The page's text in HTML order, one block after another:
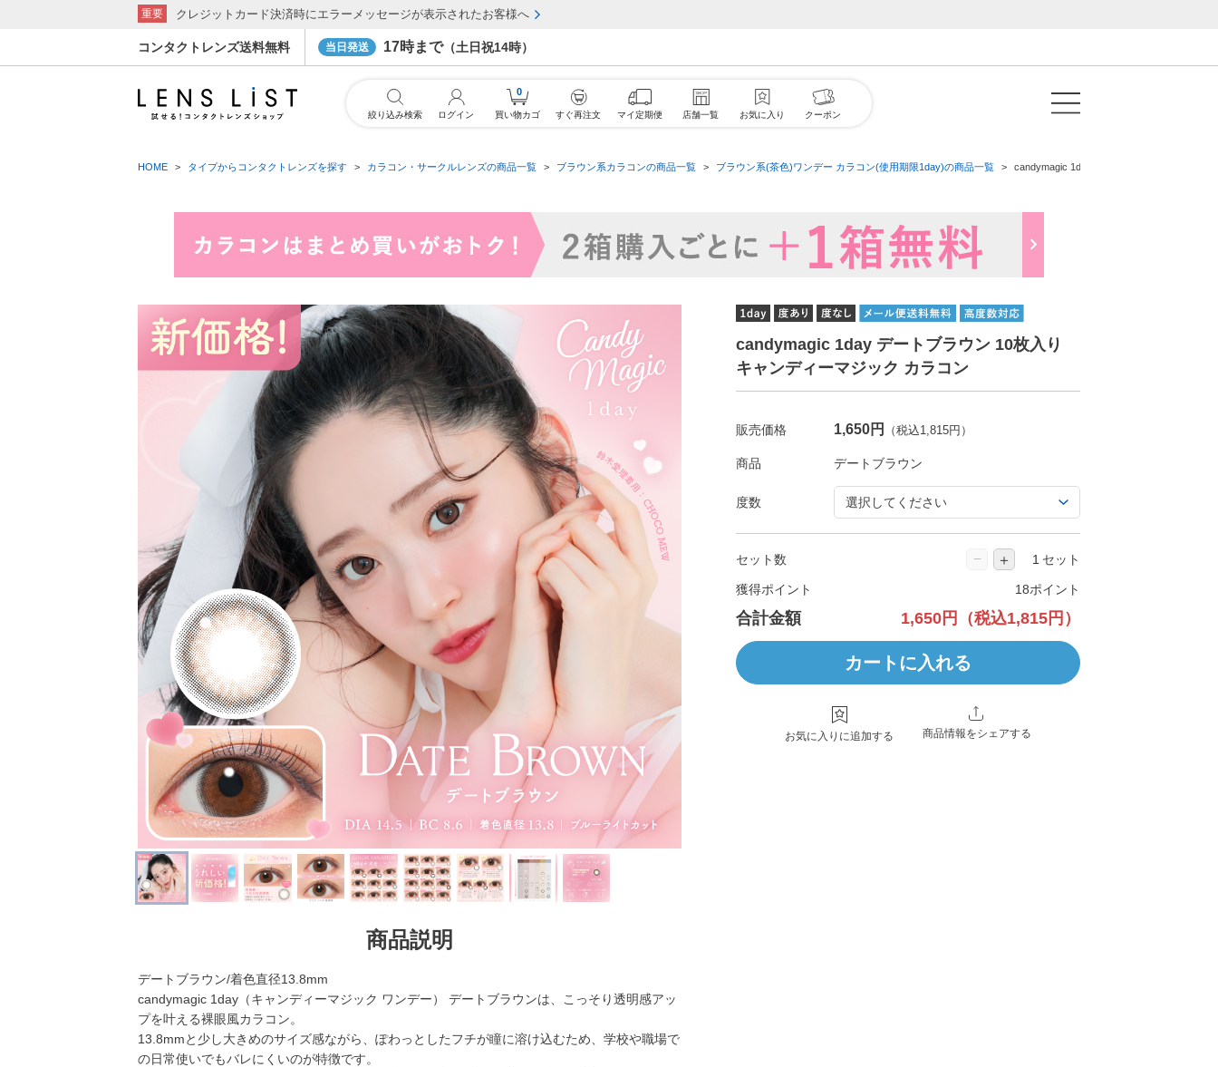
コンタクトレンズ送料無料 当日発送 17時まで（土日祝14時）
重要 クレジットカード決済時にエラーメッセージが表示されたお客様へ
HOME タイプからコンタクトレンズを探す カラコン・サークルレンズの商品一覧 ブラウン系カラコンの商品一覧 ブラウン系(茶色)ワンデー カラコン(使用期限1day)の商品一覧 candymagic 1day デートブラウン 10枚入り
candymagic 1day デートブラウン 10枚入り
キャンディーマジック カラコン
販売価格 1,650円 （税込1,815円）
商品
度数
セット数 − ＋ セット
獲得ポイント 18ポイント
合計金額 1,650円 （税込1,815円）
カートに入れる
お気に入りに追加する 商品情報をシェアする
商品説明
デートブラウン/着色直径13.8mm
candymagic 1day（キャンディーマジック ワンデー） デートブラウンは、こっそり透明感アッ
プを叶える裸眼風カラコン。
13.8mmと少し大きめのサイズ感ながら、ぽわっとしたフチが瞳に溶け込むため、学校や職場で
の日常使いでもバレにくいのが特徴です。
絞り込み検索 ログイン
0
買い物カゴ すぐ再注文 マイ定期便 店舗一覧 お気に入り クーポン